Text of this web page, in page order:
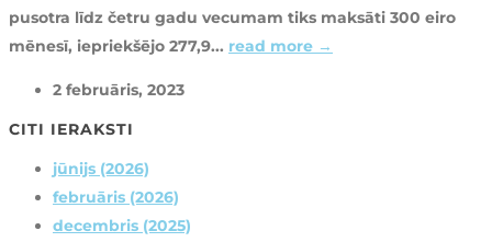
pusotra līdz četru gadu vecumam tiks maksāti 300 eiro
mēnesī, iepriekšējo 277,9... read more →
2 februāris, 2023
CITI IERAKSTI
jūnijs (2026)
februāris (2026)
decembris (2025)